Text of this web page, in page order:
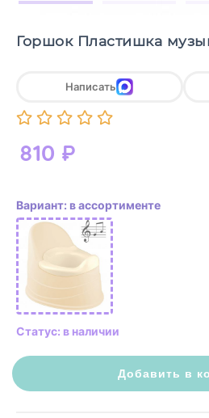
Горшок Пластишка
810 ₽
Написать
Вариант: в ассортименте
Статус: в наличии
Добавить в